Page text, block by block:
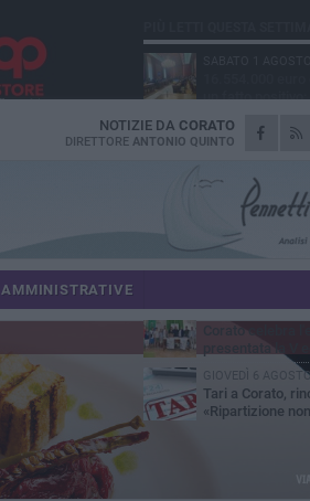
NOTIZIE DA CORATO
DIRETTORE ANTONIO QUINTO
AMMINISTRATIVE
un fatto positivo:
MERCOLEDÌ 5
Chiuso
SABATO 1 AGOSTO
Centro storico,
risponde agli
GIOVEDÌ 6 AGOSTO
Gelato di San
MERCOLEDÌ 5
Corato celebra
presentata la V
GIOVEDÌ 6
Tari a Corato,
«Ripartizione
imprese»